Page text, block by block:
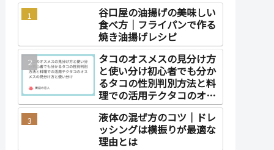
谷口屋の油揚げの美味しい
食べ方｜フライパンで作る
焼き油揚げレシピ
タコのオスメスの見分け方
と使い分け初心者でも分か
るタコの性別判別方法と料
理での活用テクタコのオス
メスの見分け方と使い分け
液体の混ぜ方のコツ｜ドレ
ッシングは横振りが最適な
理由とは